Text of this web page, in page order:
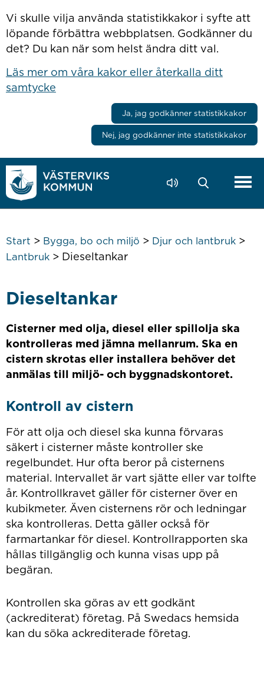
Vi skulle vilja använda statistikkakor i syfte att
löpande förbättra webbplatsen. Godkänner du
det? Du kan när som helst ändra ditt val.
Läs mer om våra kakor eller återkalla ditt
samtycke
Ja, jag godkänner statistikkakor
Nej, jag godkänner inte statistikkakor
Start > Bygga, bo och miljö > Djur och lantbruk>
Lantbruk> Dieseltankar
Dieseltankar
Cisterner med olja, diesel eller spillolja ska
kontrolleras med jämna mellanrum. Ska en
cistern skrotas eller installera behöver det
anmälas till miljö- och byggnadskontoret.
Kontroll av cistern
För att olja och diesel ska kunna förvaras
säkert i cisterner måste kontroller ske
regelbundet. Hur ofta beror på cisternens
material. Intervallet är vart sjätte eller var tolfte
år. Kontrollkravet gäller för cisterner över en
kubikmeter. Även cisternens rör och ledningar
ska kontrolleras. Detta gäller också för
farmartankar för diesel. Kontrollrapporten ska
hållas tillgänglig och kunna visas upp på
begäran.
Kontrollen ska göras av ett godkänt
(ackrediterat) företag. På Swedacs hemsida
kan du söka ackrediterade företag.